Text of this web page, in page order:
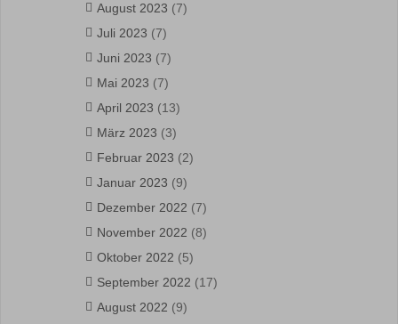
August 2023 (7)
Juli 2023 (7)
Juni 2023 (7)
Mai 2023 (7)
April 2023 (13)
März 2023 (3)
Februar 2023 (2)
Januar 2023 (9)
Dezember 2022 (7)
November 2022 (8)
Oktober 2022 (5)
September 2022 (17)
August 2022 (9)